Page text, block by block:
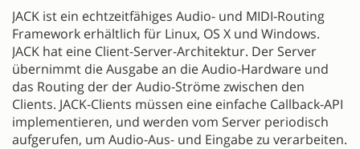
JACK ist ein echtzeitfähiges Audio- und MIDI-Routing
Framework erhältlich für Linux, OS X und Windows.
JACK hat eine Client-Server-Architektur. Der Server
übernimmt die Ausgabe an die Audio-Hardware und
das Routing der der Audio-Ströme zwischen den
Clients. JACK-Clients müssen eine einfache Callback-API
implementieren, und werden vom Server periodisch
aufgerufen, um Audio-Aus- und Eingabe zu verarbeiten.